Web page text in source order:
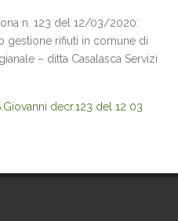
n. 123 del 12/03/2020:
gestione rifiuti in comune di
– ditta Casalasca Servizi
decr.123 del 12 03